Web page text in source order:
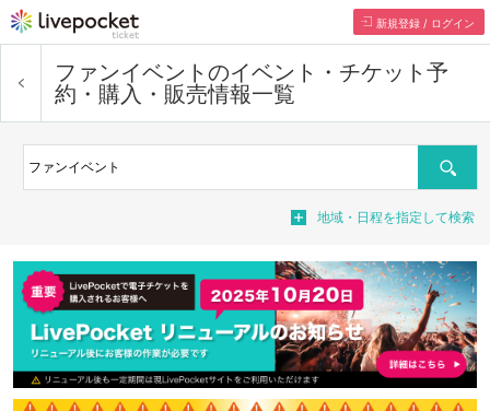
新規登録 / ログイン
ファンイベント のイベント・チケット予
約・購入・販売情報一覧
検索
地域・日程を指定して検索